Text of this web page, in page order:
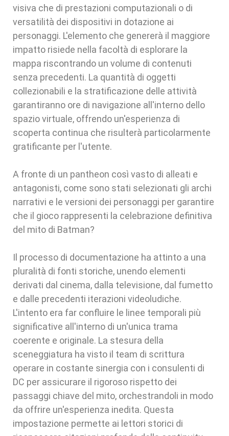
visiva che di prestazioni computazionali o di
versatilità dei dispositivi in dotazione ai
personaggi. L'elemento che genererà il maggiore
impatto risiede nella facoltà di esplorare la
mappa riscontrando un volume di contenuti
senza precedenti. La quantità di oggetti
collezionabili e la stratificazione delle attività
garantiranno ore di navigazione all'interno dello
spazio virtuale, offrendo un'esperienza di
scoperta continua che risulterà particolarmente
gratificante per l'utente.
A fronte di un pantheon così vasto di alleati e
antagonisti, come sono stati selezionati gli archi
narrativi e le versioni dei personaggi per garantire
che il gioco rappresenti la celebrazione definitiva
del mito di Batman?
Il processo di documentazione ha attinto a una
pluralità di fonti storiche, unendo elementi
derivati dal cinema, dalla televisione, dal fumetto
e dalle precedenti iterazioni videoludiche.
L'intento era far confluire le linee temporali più
significative all'interno di un'unica trama
coerente e originale. La stesura della
sceneggiatura ha visto il team di scrittura
operare in costante sinergia con i consulenti di
DC per assicurare il rigoroso rispetto dei
passaggi chiave del mito, orchestrandoli in modo
da offrire un'esperienza inedita. Questa
impostazione permette ai lettori storici di